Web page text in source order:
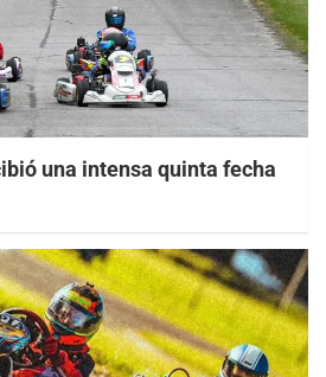
una intensa quinta fecha